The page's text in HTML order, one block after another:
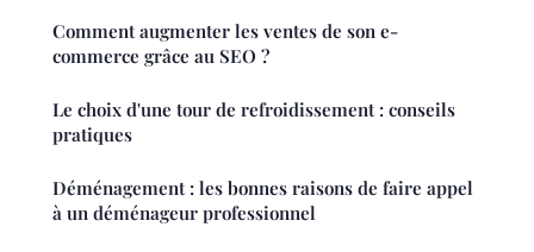
Comment augmenter les ventes de son e-
commerce grâce au SEO ?
Le choix d'une tour de refroidissement : conseils
pratiques
Déménagement : les bonnes raisons de faire appel
à un déménageur professionnel